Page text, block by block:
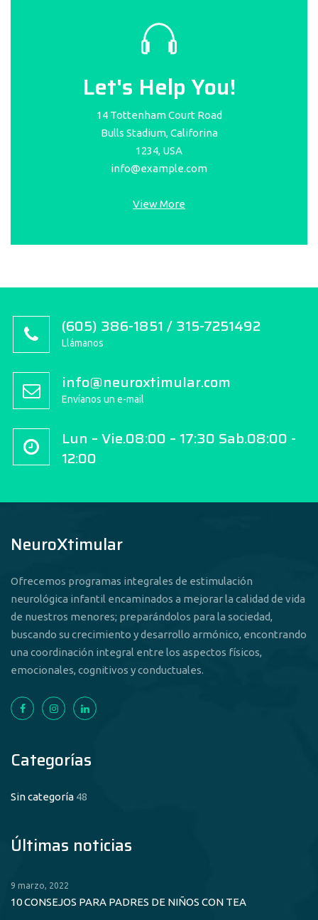
Let's Help You!
14 Tottenham Court Road
Bulls Stadium, Califorina
1234, USA
info@example.com
View More
(605) 386-1851 / 315-7251492
Llámanos
info@neuroxtimular.com
Envíanos un e-mail
Lun – Vie.08:00 – 17:30 Sab.08:00 -
12:00
NeuroXtimular
Ofrecemos programas integrales de estimulación
neurológica infantil encaminados a mejorar la calidad de vida
de nuestros menores; preparándolos para la sociedad,
buscando su crecimiento y desarrollo armónico, encontrando
una coordinación integral entre los aspectos físicos,
emocionales, cognitivos y conductuales.
Categorías
Sin categoría 48
Últimas noticias
9 marzo, 2022
10 CONSEJOS PARA PADRES DE NIÑOS CON TEA